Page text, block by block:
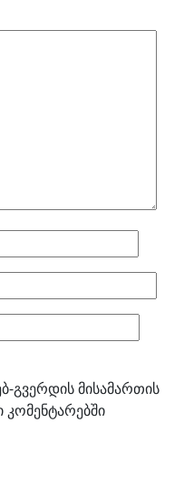
გვერდის მისამართის
კომენტარებში